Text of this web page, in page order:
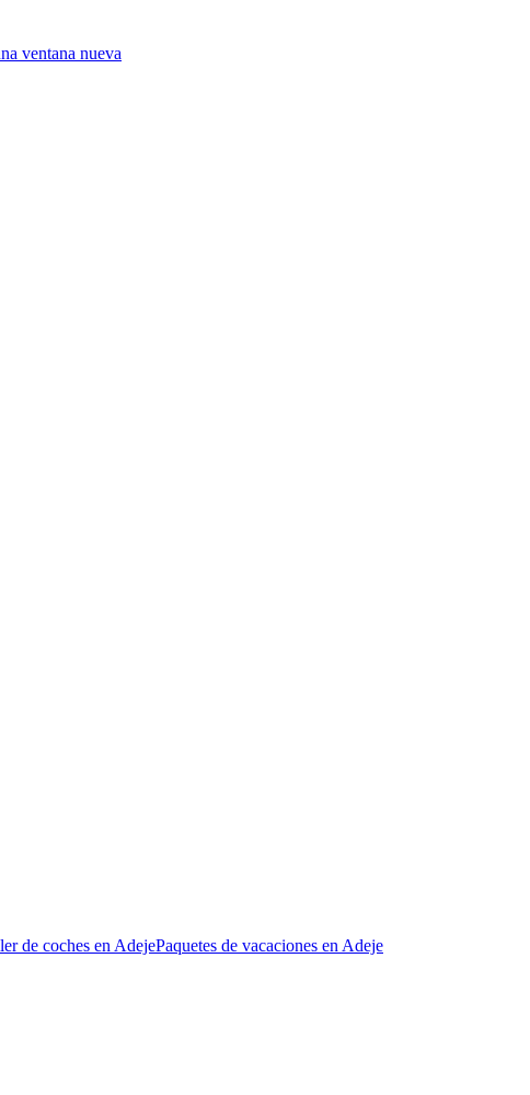
ventana nueva
de coches en AdejePaquetes de vacaciones en Adeje